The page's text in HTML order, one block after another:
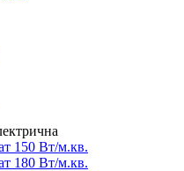
150 Вт/м.кв.
180 Вт/м.кв.